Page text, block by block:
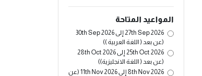
المواعيد المتاحة
27th Sep 2026 إلى 30th Sep 2026
(عن بعد ( اللغة العربية ))
25th Oct 2026 إلى 28th Oct 2026
(عن بعد ( اللغة الانجليزية))
8th Nov 2026 إلى 11th Nov 2026 (عن